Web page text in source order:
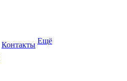
Контакты Ещё